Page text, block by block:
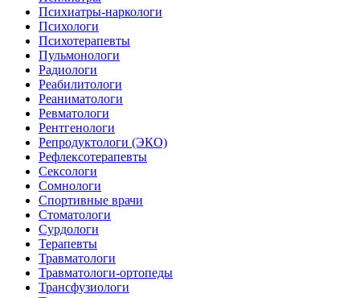
Психиатры-наркологи
Психологи
Психотерапевты
Пульмонологи
Радиологи
Реабилитологи
Реаниматологи
Ревматологи
Рентгенологи
Репродуктологи (ЭКО)
Рефлексотерапевты
Сексологи
Сомнологи
Спортивные врачи
Стоматологи
Сурдологи
Терапевты
Травматологи
Травматологи-ортопеды
Трансфузиологи